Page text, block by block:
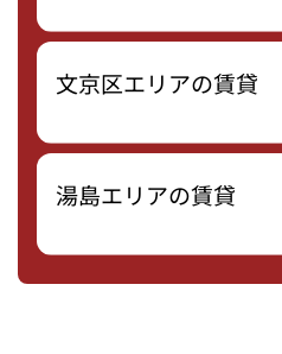
文京区エリアの賃貸
湯島エリアの賃貸